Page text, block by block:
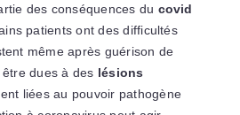
des conséquences du covid
patients ont des difficultés
même après guérison de
être dues à des lésions
liées au pouvoir pathogène